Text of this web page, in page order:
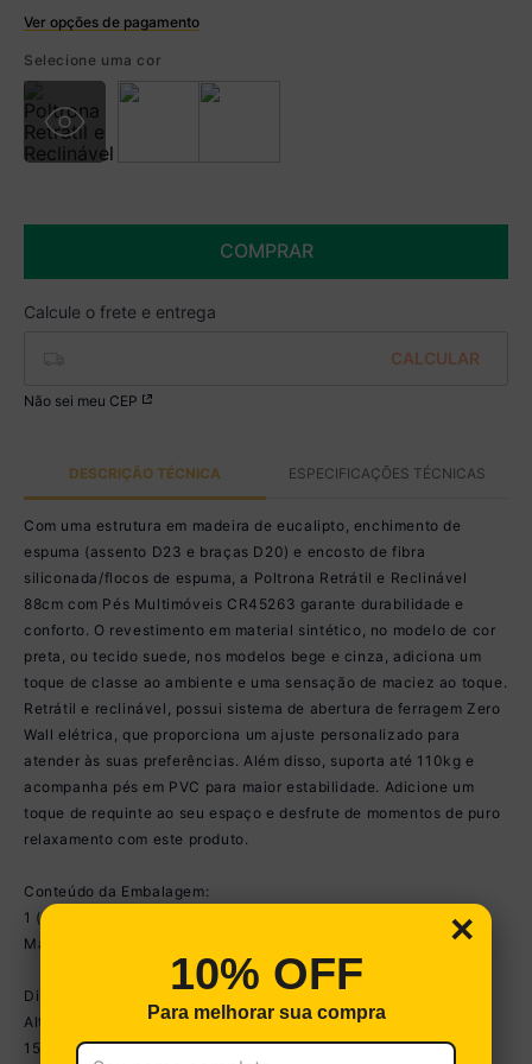
Ver opções de pagamento
R$ 1.139,99 à vista no Boleto
% de desconto)
Você economiza
Selecione uma cor
COMPRAR
Não sei meu CEP
DESCRIÇÃO TÉCNICA ESPECIFICAÇÕES TÉCNICAS
Com uma estrutura em madeira de eucalipto, enchimento de
espuma (assento D23 e braças D20) e encosto de fibra
siliconada/flocos de espuma, a Poltrona Retrátil e Reclinável
88cm com Pés Multimóveis CR45263 garante durabilidade e
conforto. O revestimento em material sintético, no modelo de cor
preta, ou tecido suede, nos modelos bege e cinza, adiciona um
toque de classe ao ambiente e uma sensação de maciez ao toque.
Retrátil e reclinável, possui sistema de abertura de ferragem Zero
Wall elétrica, que proporciona um ajuste personalizado para
atender às suas preferências. Além disso, suporta até 110kg e
acompanha pés em PVC para maior estabilidade. Adicione um
toque de requinte ao seu espaço e desfrute de momentos de puro
relaxamento com este produto.
Conteúdo da Embalagem:
1 (uma) Poltrona
Manual/Termo de Garantia
Dimensões do produto montado:
Altura: 115cm | Largura: 88cm | Profundidade: 90cm (fechada) -
150cm (aberta)
×
10% OFF
Para melhorar sua compra